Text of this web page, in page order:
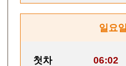
일요일
첫차 06:02